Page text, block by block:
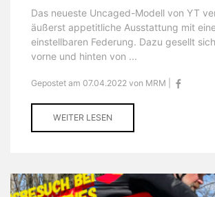
Das neueste Uncaged-Modell von YT
äußerst appetitliche Ausstattung mit
einstellbaren Federung. Dazu gesellt
vorne und hinten von ...
Gepostet am 07.04.2022 von MRM |
WEITER LESEN